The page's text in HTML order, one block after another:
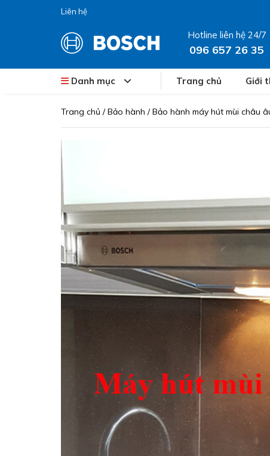
Liên hệ
Hotline liên hệ 24/7
096 657 26 35
Danh mục Trang chủ Giới
Trang chủ /Bảo hành /Bảo hành máy hút mùi châu